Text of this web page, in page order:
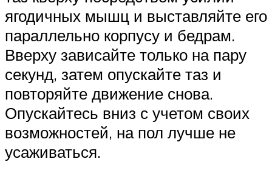
ягодичных мышц и выставляйте его
параллельно корпусу и бедрам.
Вверху зависайте только на пару
секунд, затем опускайте таз и
повторяйте движение снова.
Опускайтесь вниз с учетом своих
возможностей, на пол лучше не
усаживаться.